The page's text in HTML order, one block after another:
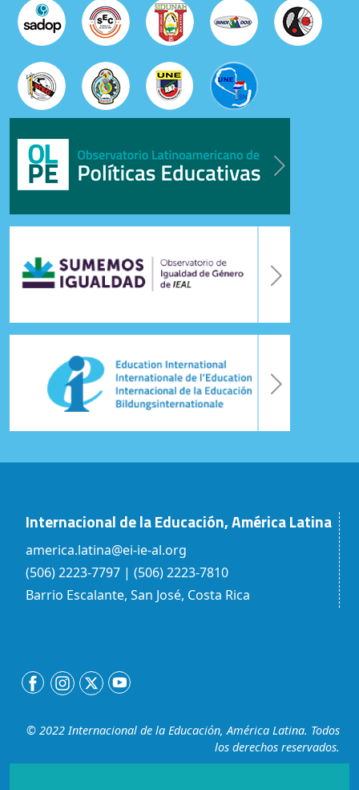
Internacional de la Educación, América Latina
america.latina@ei-ie-al.org
(506) 2223-7797 | (506) 2223-7810
Barrio Escalante, San José, Costa Rica
© 2022 Internacional de la Educación, América Latina. Todos
los derechos reservados.